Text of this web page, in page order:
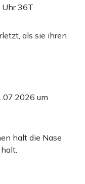
Uhr36T
als sie ihren
um
halt die Nase